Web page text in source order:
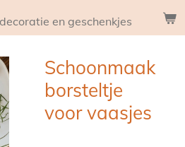
en geschenkjes
Schoonmaak
borsteltje
voor vaasjes